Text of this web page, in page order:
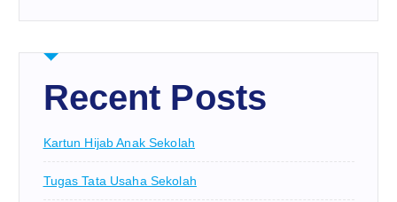
Recent Posts
Kartun Hijab Anak Sekolah
Tugas Tata Usaha Sekolah